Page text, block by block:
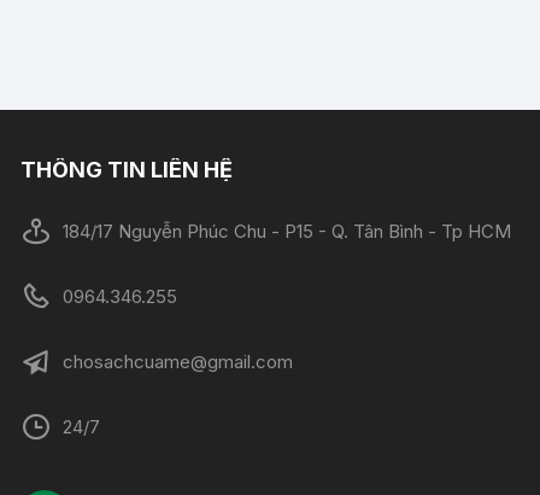
THÔNG TIN LIÊN HỆ
184/17 Nguyễn Phúc Chu - P15 - Q. Tân Bình - Tp HCM
0964.346.255
chosachcuame@gmail.com
24/7